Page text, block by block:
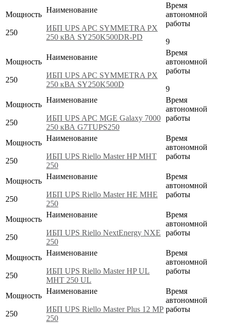
Мощность
250
Наименование
ИБП UPS APC SYMMETRA PX
250 кВА SY250K500DR-PD
Время
автономной
работы
9
Мощность
250
Наименование
ИБП UPS APC SYMMETRA PX
250 кВА SY250K500D
Время
автономной
работы
9
Мощность
250
Наименование
ИБП UPS APC MGE Galaxy 7000
250 кВА G7TUPS250
Время
автономной
работы
Мощность
250
Наименование
ИБП UPS Riello Master HP MHT
250
Время
автономной
работы
Мощность
250
Наименование
ИБП UPS Riello Master HE MHE
250
Время
автономной
работы
Мощность
250
Наименование
ИБП UPS Riello NextEnergy NXE
250
Время
автономной
работы
Мощность
250
Наименование
ИБП UPS Riello Master HP UL
MHT 250 UL
Время
автономной
работы
Мощность
250
Наименование
ИБП UPS Riello Master Plus 12 MP
250
Время
автономной
работы